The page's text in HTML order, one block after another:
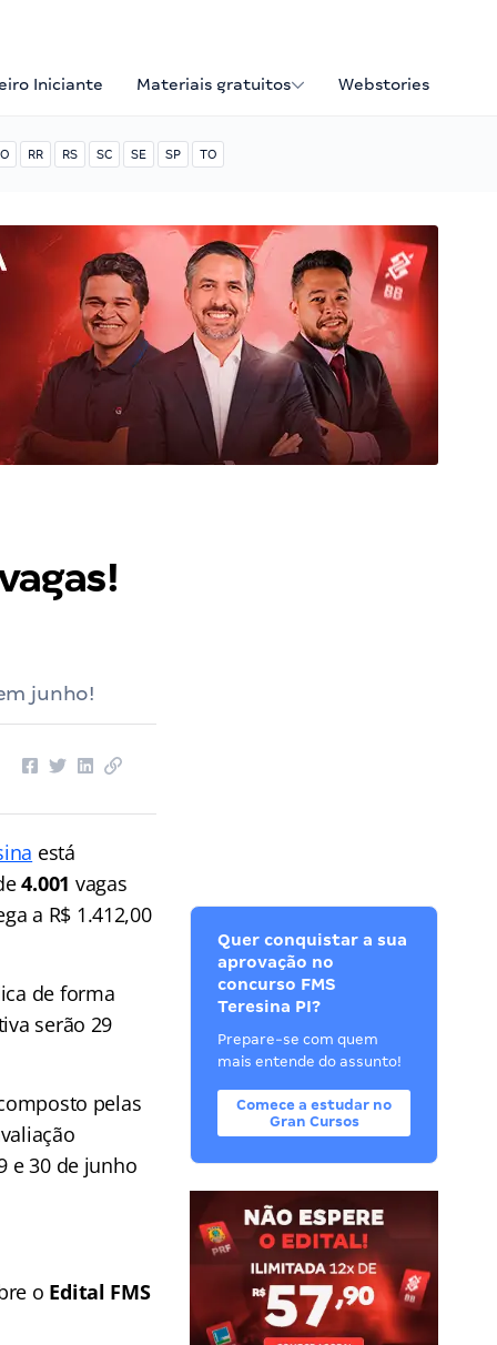
Iniciante Materiais gratuitos Webstories
RR RS SC SE SP TO
junho!
está
4.001 vagas
a R$ 1.412,00
de forma
serão 29
pelas
e 30 de junho
o Edital FMS
Quer conquistar a sua
aprovação no
concurso FMS
Teresina PI?
Prepare-se com quem
mais entende do assunto!
Comece a estudar no
Gran Cursos